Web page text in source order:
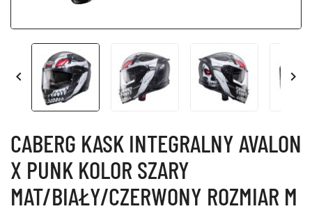
 
CABERG KASK INTEGRALNY AVALON
X PUNK KOLOR SZARY
MAT/BIAŁY/CZERWONY ROZMIAR M